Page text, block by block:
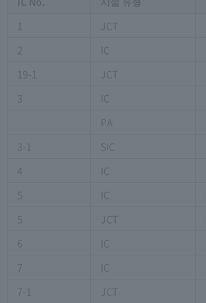
1
JCT
2
IC
19-1
JCT
3
IC
PA
3-1
SIC
4
IC
5
IC
5
JCT
6
IC
7
IC
7-1
JCT